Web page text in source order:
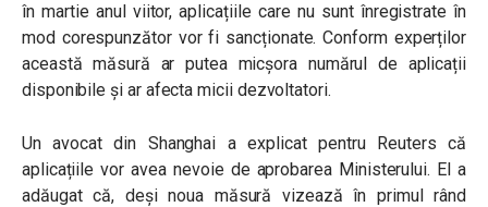
în martie anul viitor, aplicațiile care nu sunt înregistrate în
mod corespunzător vor fi sancționate. Conform experților
această măsură ar putea micșora numărul de aplicații
disponibile și ar afecta micii dezvoltatori.
Un avocat din Shanghai a explicat pentru Reuters că
aplicațiile vor avea nevoie de aprobarea Ministerului. El a
adăugat că, deși noua măsură vizează în primul rând